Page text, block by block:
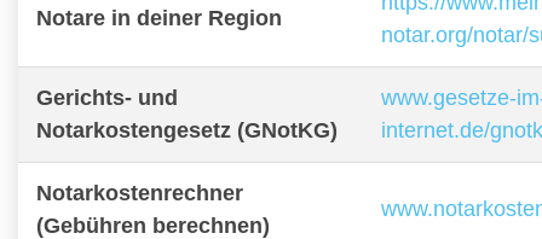
Notare in deiner Region
notar.org/notar/
Gerichts- und
Notarkostengesetz (GNotKG)
www.gesetze-
internet.de/
Notarkostenrechner
(Gebühren berechnen)